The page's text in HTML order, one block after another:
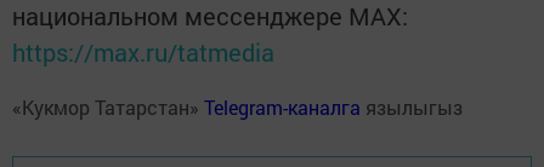
национальном мессенджере MАХ:
https://max.ru/tatmedia
«Кукмор Татарстан» Telegram-каналга язылыгыз